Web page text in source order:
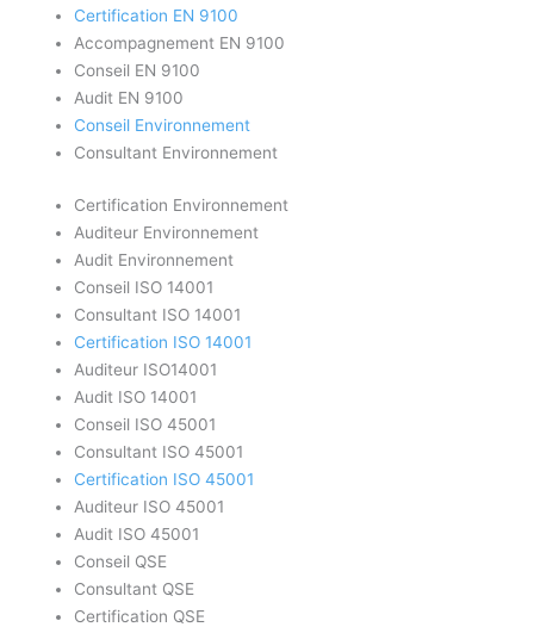
Certification EN 9100
Accompagnement EN 9100
Conseil EN 9100
Audit EN 9100
Conseil Environnement
Consultant Environnement
Certification Environnement
Auditeur Environnement
Audit Environnement
Conseil ISO 14001
Consultant ISO 14001
Certification ISO 14001
Auditeur ISO14001
Audit ISO 14001
Conseil ISO 45001
Consultant ISO 45001
Certification ISO 45001
Auditeur ISO 45001
Audit ISO 45001
Conseil QSE
Consultant QSE
Certification QSE